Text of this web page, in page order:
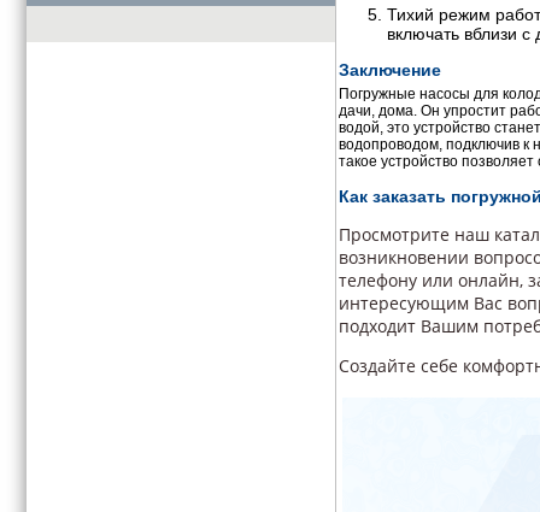
Тихий режим
включать вблизи
Заключение
Погружные насосы для
дачи, дома. Он упростит
водой, это устройство
водопроводом, подключив к
такое устройство
Как заказать
Просмотрите наш
возникновении
телефону или онлайн,
интересующим Вас
подходит Вашим
Создайте себе